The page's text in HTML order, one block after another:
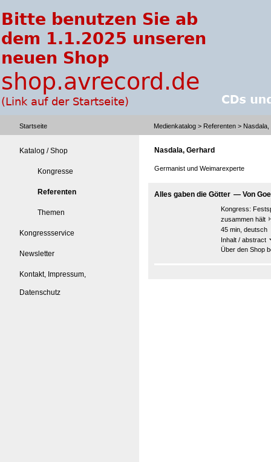
Startseite Medienkatalog > Referenten >
Katalog / Shop
Kongresse
Referenten
Themen
Kongressservice
Newsletter
Kontakt, Impressum,
Datenschutz
Nasdala, Gerhard
Germanist und Weimarexperte
Alles gaben die Götter — Von
Kongress:
zusammen hält
45 min, deutsch
Inhalt / abstract
Über den Shop